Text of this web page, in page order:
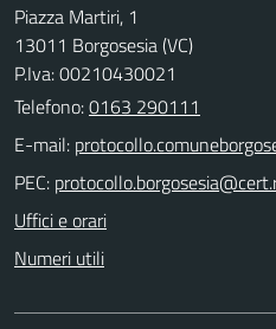
Piazza Martiri, 1
13011 Borgosesia (VC)
P.Iva: 00210430021
Telefono:0163 290111
E-mail:
PEC:
Uffici e orari
Numeri utili